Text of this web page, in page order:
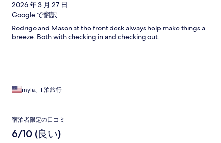
2026 年 3 月 27 日
Google で翻訳
Rodrigo and Mason at the front desk always help make things a
breeze. Both with checking in and checking out.
myla、1 泊旅行
宿泊者限定の口コミ
6/10 (良い)